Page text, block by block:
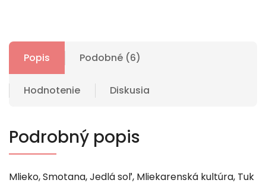
Popis Podobné (6)
Hodnotenie Diskusia
Podrobný popis
Mlieko, Smotana, Jedlá soľ, Mliekarenská kultúra, Tuk